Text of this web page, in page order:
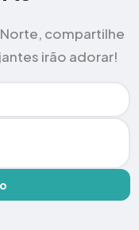
compartilhe
irão adorar!